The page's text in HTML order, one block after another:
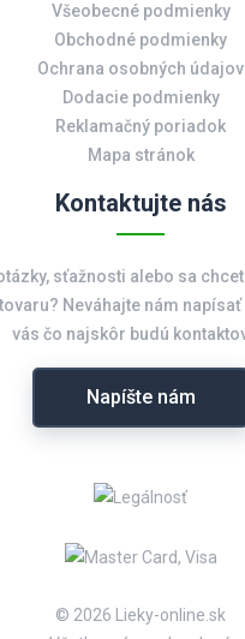
Všeobecné podmienky
Obchodné podmienky
Ochrana osobných údajov
Dodacie podmienky
Reklamačný poriadok
Mapa stránok
Kontaktujte nás
sťažnosti alebo sa
Neváhajte nám
vás čo najskôr budú
Napíšte nám
© 2026 Lieky-online.sk